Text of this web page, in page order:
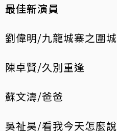
最佳新演員
劉偉明/九龍城寨之圍城
陳卓賢/久別重逢
蘇文濤/爸爸
吳祉昊/看我今天怎麼說